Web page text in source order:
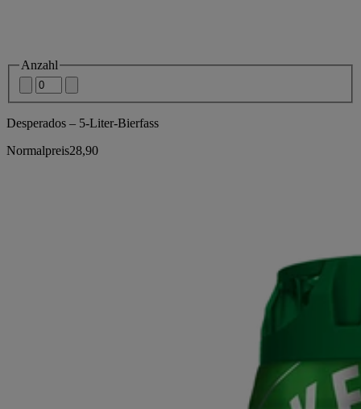
Anzahl
Desperados – 5-Liter-Bierfass
Normalpreis28,90